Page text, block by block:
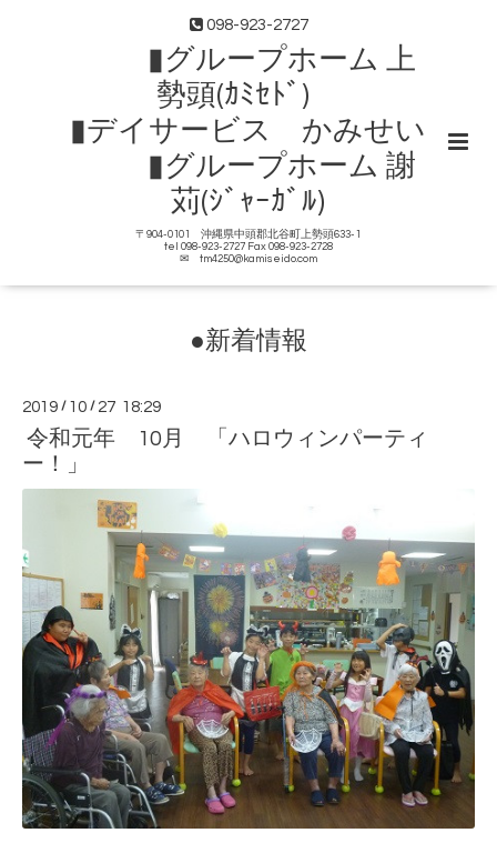
098-923-2727
▮グループホーム 上
勢頭(ｶﾐｾﾄﾞ)
▮デイサービス かみせい
▮グループホーム 謝
苅(ｼﾞｬｰｶﾞﾙ)
〒904-0101 沖縄県中頭郡北谷町上勢頭633-1
tel 098-923-2727 Fax 098-923-2728
✉ tm4250@kamiseido.com
●新着情報
2019 / 10 / 27 18:29
令和元年 10月 「ハロウィンパーティ
ー！」